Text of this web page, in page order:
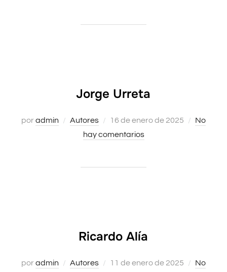
Jorge Urreta
poradmin Autores
Publicado
el
16 de enero de 2025
No
hay comentarios
Ricardo Alía
poradmin Autores
Publicado
11 de enero de 2025
No